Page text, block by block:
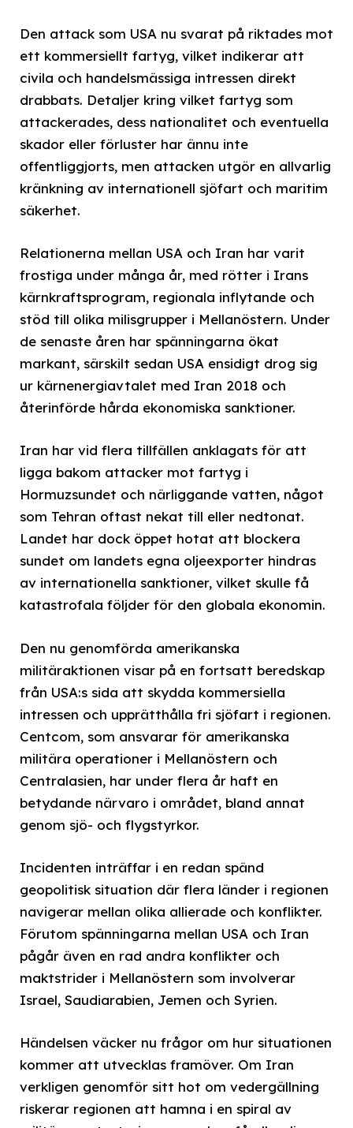
Den attack som USA nu svarat på riktades mot
ett kommersiellt fartyg, vilket indikerar att
civila och handelsmässiga intressen direkt
drabbats. Detaljer kring vilket fartyg som
attackerades, dess nationalitet och eventuella
skador eller förluster har ännu inte
offentliggjorts, men attacken utgör en allvarlig
kränkning av internationell sjöfart och maritim
säkerhet.
Relationerna mellan USA och Iran har varit
frostiga under många år, med rötter i Irans
kärnkraftsprogram, regionala inflytande och
stöd till olika milisgrupper i Mellanöstern. Under
de senaste åren har spänningarna ökat
markant, särskilt sedan USA ensidigt drog sig
ur kärnenergiavtalet med Iran 2018 och
återinförde hårda ekonomiska sanktioner.
Iran har vid flera tillfällen anklagats för att
ligga bakom attacker mot fartyg i
Hormuzsundet och närliggande vatten, något
som Tehran oftast nekat till eller nedtonat.
Landet har dock öppet hotat att blockera
sundet om landets egna oljeexporter hindras
av internationella sanktioner, vilket skulle få
katastrofala följder för den globala ekonomin.
Den nu genomförda amerikanska
militäraktionen visar på en fortsatt beredskap
från USA:s sida att skydda kommersiella
intressen och upprätthålla fri sjöfart i regionen.
Centcom, som ansvarar för amerikanska
militära operationer i Mellanöstern och
Centralasien, har under flera år haft en
betydande närvaro i området, bland annat
genom sjö- och flygstyrkor.
Incidenten inträffar i en redan spänd
geopolitisk situation där flera länder i regionen
navigerar mellan olika allierade och konflikter.
Förutom spänningarna mellan USA och Iran
pågår även en rad andra konflikter och
maktstrider i Mellanöstern som involverar
Israel, Saudiarabien, Jemen och Syrien.
Händelsen väcker nu frågor om hur situationen
kommer att utvecklas framöver. Om Iran
verkligen genomför sitt hot om vedergällning
riskerar regionen att hamna i en spiral av